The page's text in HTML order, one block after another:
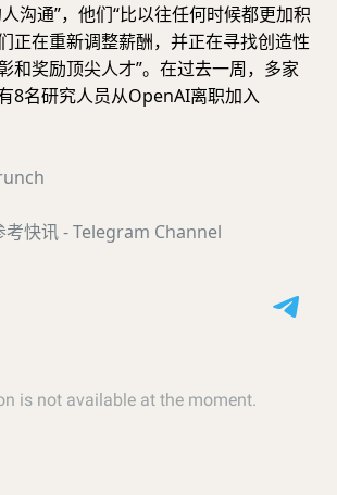
沟通”，他们“比以往任何时候都更加积
正在重新调整薪酬，并正在寻找创造性
和奖励顶尖人才”。在过去一周，多家
8名研究人员从OpenAI离职加入
考快讯 - Telegram Channel